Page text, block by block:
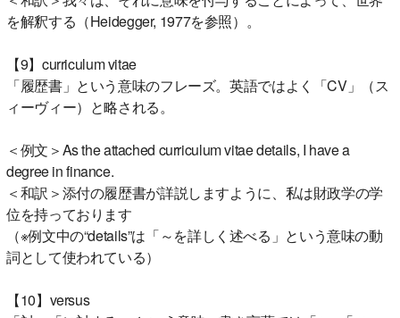
を解釈する（Heidegger, 1977を参照）。
【9】curriculum vitae
「履歴書」という意味のフレーズ。英語ではよく「CV」（ス
ィーヴィー）と略される。
＜例文＞As the attached curriculum vitae details, I have a
degree in finance.
＜和訳＞添付の履歴書が詳説しますように、私は財政学の学
位を持っております
（※例文中の“details”は「～を詳しく述べる」という意味の動
詞として使われている）
【10】versus